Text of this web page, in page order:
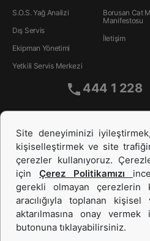
S.O.S. Yağ Analizi
Dış Servis
Ekipman Yönetimi
Yetkili Servis Merkezi
Borusan Cat
Manifestosu
İletişim
444 1 228
İş Makinası ve Güç
İkinci el ve
Site deneyiminizi
kişiselleştirmek ve site
çerezler kullanıyoruz.
için Çerez Politikamızı
gerekli olmayan çerezlerin
aracılığıyla toplanan
aktarılmasına onay
butonuna tıklayabilirsiniz.